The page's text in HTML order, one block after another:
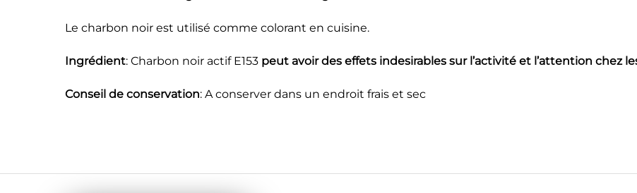
Le charbon noir est utilisé comme colorant en cuisine.
Ingrédient: Charbon noir actif E153 peut avoir des effets indesirables sur l’activité et l’attention chez
Conseil de conservation: A conserver dans un endroit frais et sec